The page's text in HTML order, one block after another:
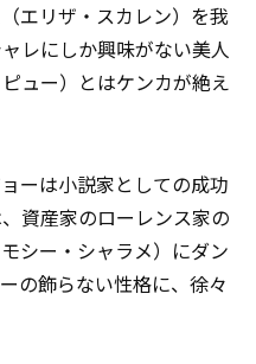
エリザ・スカレン）を我
レにしか興味がない美人
ュー）とはケンカが絶え
ーは小説家としての成功
資産家のローレンス家の
シー・シャラメ）にダン
の飾らない性格に、徐々